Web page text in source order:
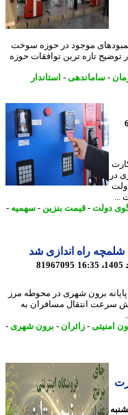
موجود در حوزه سوخت
تازه ترین توافقات حوزه
-ساماندهی-استاندار
-قیمت بنزین- سهمیه-
راه اندازی شد
81967095
برون شهری در محوطه مرز
انتقال مسافران به
-زائران- برون شهری-